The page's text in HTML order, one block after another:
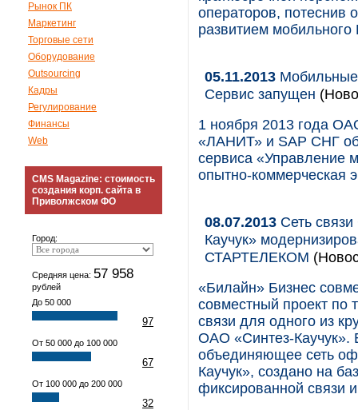
Рынок ПК
Маркетинг
Торговые сети
Оборудование
Outsourcing
Кадры
Регулирование
Финансы
Web
CMS Magazine: стоимость
создания корп. сайта в
Приволжском ФО
Город:
Средняя цена: 57 958
рублей
До 50 000
97
От 50 000 до 100 000
67
От 100 000 до 200 000
32
операторов, потеснив
развитием
05.11.2013 Мобильные
Сервис запущен
1 ноября 2013 года
«ЛАНИТ» и SAP СНГ
сервиса «Управление
опытно-коммерческая
08.07.2013 Сеть
Каучук»
СТАРТЕЛЕКОМ
«Билайн» Бизнес
совместный проект по
связи для одного из
ОАО «Синтез-Каучук».
объединяющее сеть
Каучук», создано на
фиксированной связи